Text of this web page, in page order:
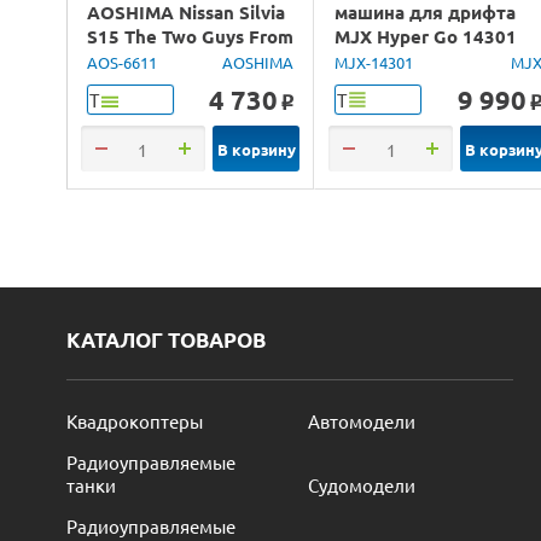
AOSHIMA Nissan Silvia
S15 The Two Guys From
Tokyo, 1/24
AOS-6611 AOSHIMA
Т 4 730 o
В корзину
машина для дрифта
MJX Hyper Go 14301
Brushless 4WD 2.4G
LED 1/14 RTR
MJX-14301 MJX
Т 9 990 o
В
КАТАЛОГ ТОВАРОВ
Квадрокоптеры
Автомодели
Радиоуправляемые
танки
Судомодели
Радиоуправляемые